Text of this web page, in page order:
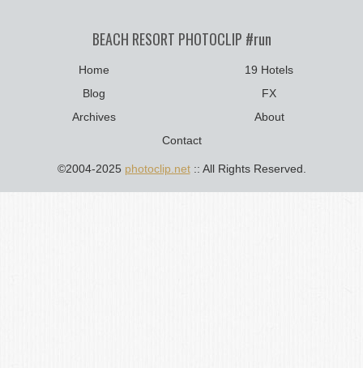
BEACH RESORT PHOTOCLIP #run
Home
19 Hotels
Blog
FX
Archives
About
Contact
©2004-2025 photoclip.net:: All Rights Reserved.